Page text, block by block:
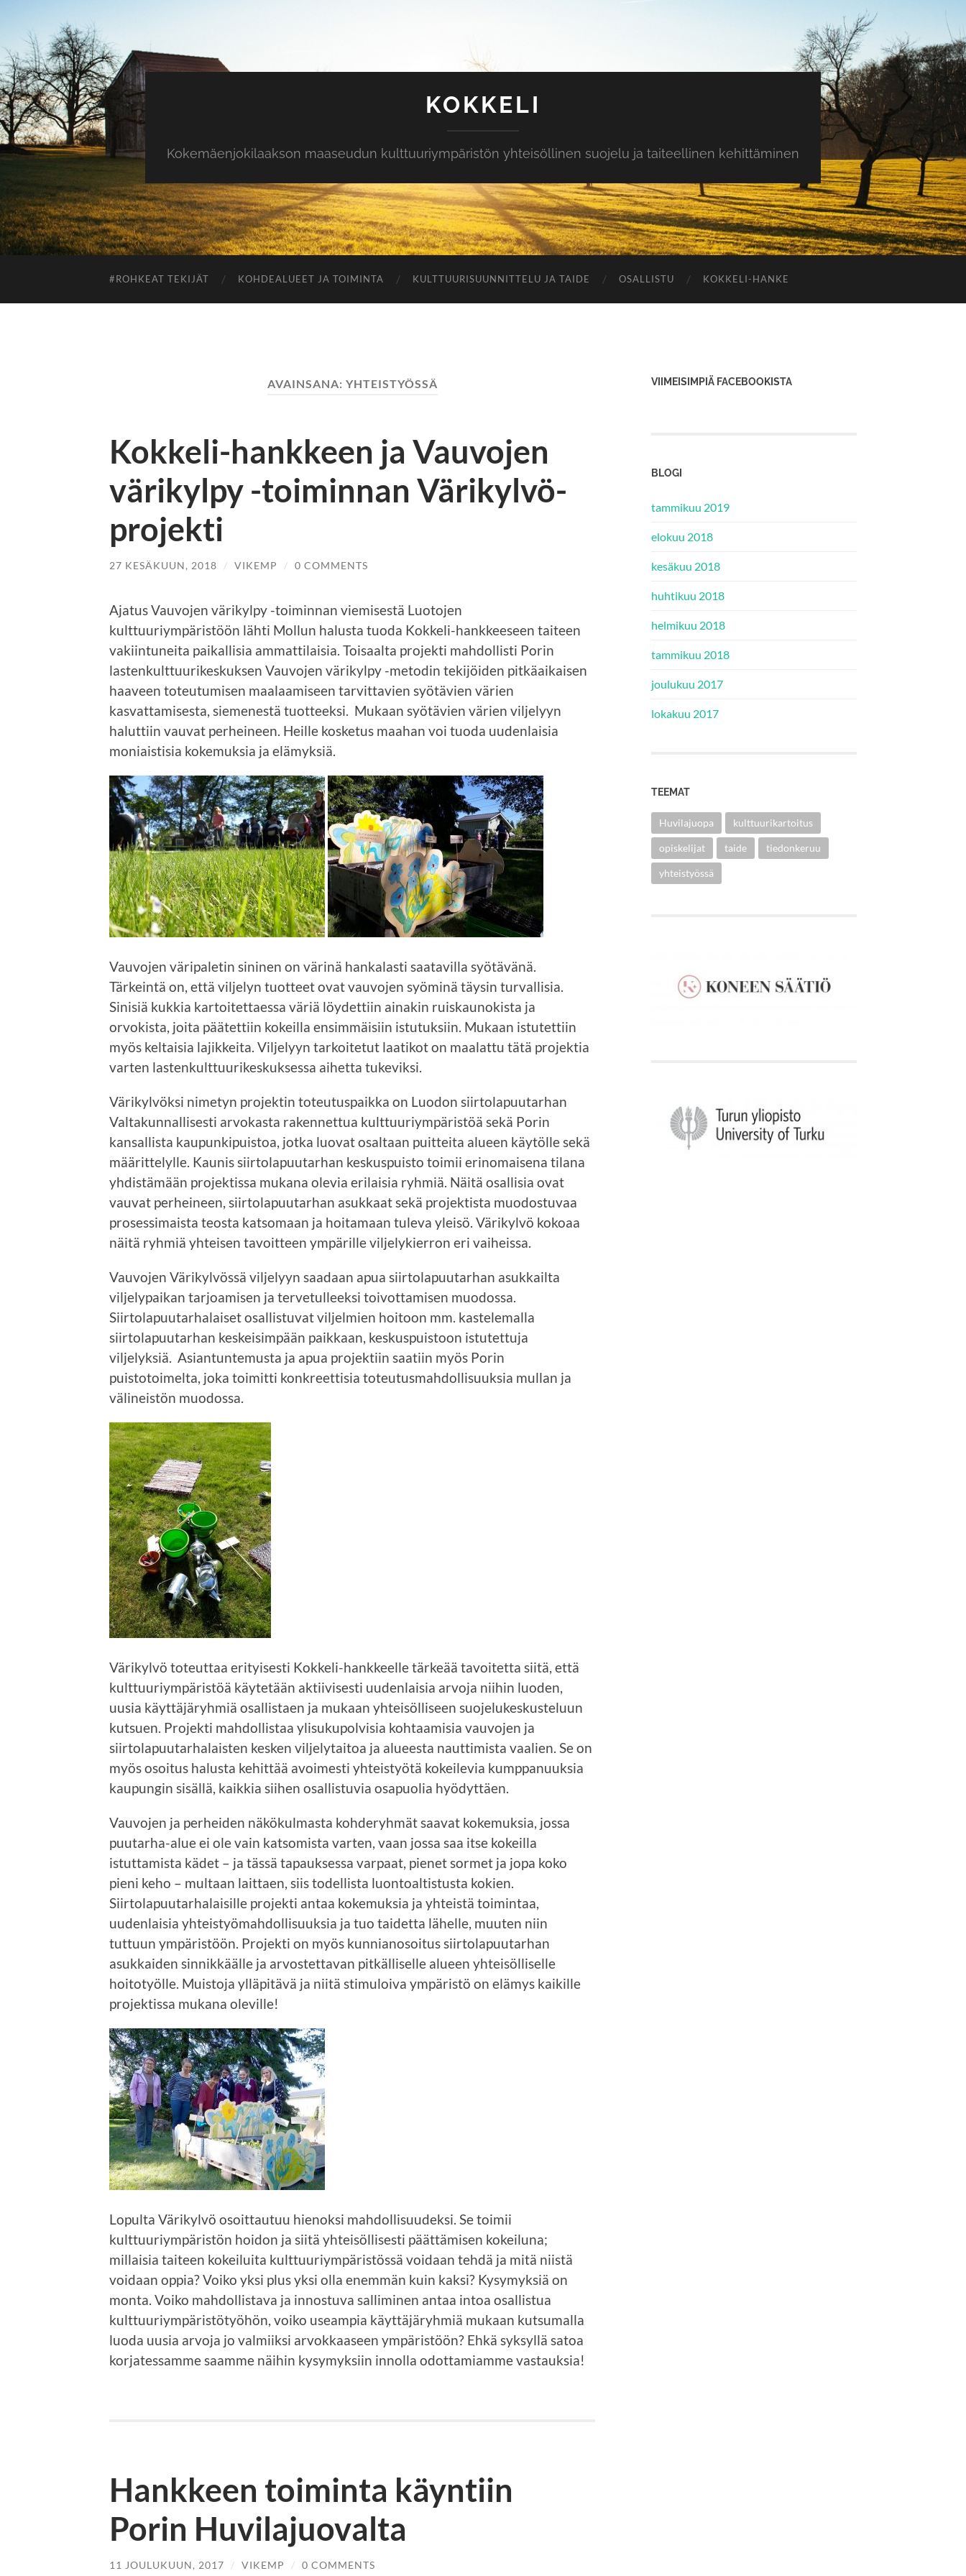
KOKKELI
Kokemäenjokilaakson maaseudun kulttuuriympäristön yhteisöllinen suojelu ja taiteellinen kehittäminen
#ROHKEAT TEKIJÄT KOHDEALUEET JA TOIMINTA KULTTUURISUUNNITTELU JA TAIDE OSALLISTU KOKKELI-HANKE
AVAINSANA: YHTEISTYÖSSÄ
Kokkeli-hankkeen ja Vauvojen
värikylpy -toiminnan Värikylvö-
projekti
27 KESÄKUUN, 2018 / VIKEMP / 0 COMMENTS
Ajatus Vauvojen värikylpy -toiminnan viemisestä Luotojen
kulttuuriympäristöön lähti Mollun halusta tuoda Kokkeli-hankkeeseen taiteen
vakiintuneita paikallisia ammattilaisia. Toisaalta projekti mahdollisti Porin
lastenkulttuurikeskuksen Vauvojen värikylpy -metodin tekijöiden pitkäaikaisen
haaveen toteutumisen maalaamiseen tarvittavien syötävien värien
kasvattamisesta, siemenestä tuotteeksi. Mukaan syötävien värien viljelyyn
haluttiin vauvat perheineen. Heille kosketus maahan voi tuoda uudenlaisia
moniaistisia kokemuksia ja elämyksiä.
Vauvojen väripaletin sininen on värinä hankalasti saatavilla syötävänä.
Tärkeintä on, että viljelyn tuotteet ovat vauvojen syöminä täysin turvallisia.
Sinisiä kukkia kartoitettaessa väriä löydettiin ainakin ruiskaunokista ja
orvokista, joita päätettiin kokeilla ensimmäisiin istutuksiin. Mukaan istutettiin
myös keltaisia lajikkeita. Viljelyyn tarkoitetut laatikot on maalattu tätä projektia
varten lastenkulttuurikeskuksessa aihetta tukeviksi.
Värikylvöksi nimetyn projektin toteutuspaikka on Luodon siirtolapuutarhan
Valtakunnallisesti arvokasta rakennettua kulttuuriympäristöä sekä Porin
kansallista kaupunkipuistoa, jotka luovat osaltaan puitteita alueen käytölle sekä
määrittelylle. Kaunis siirtolapuutarhan keskuspuisto toimii erinomaisena tilana
yhdistämään projektissa mukana olevia erilaisia ryhmiä. Näitä osallisia ovat
vauvat perheineen, siirtolapuutarhan asukkaat sekä projektista muodostuvaa
prosessimaista teosta katsomaan ja hoitamaan tuleva yleisö. Värikylvö kokoaa
näitä ryhmiä yhteisen tavoitteen ympärille viljelykierron eri vaiheissa.
Vauvojen Värikylvössä viljelyyn saadaan apua siirtolapuutarhan asukkailta
viljelypaikan tarjoamisen ja tervetulleeksi toivottamisen muodossa.
Siirtolapuutarhalaiset osallistuvat viljelmien hoitoon mm. kastelemalla
siirtolapuutarhan keskeisimpään paikkaan, keskuspuistoon istutettuja
viljelyksiä. Asiantuntemusta ja apua projektiin saatiin myös Porin
puistotoimelta, joka toimitti konkreettisia toteutusmahdollisuuksia mullan ja
välineistön muodossa.
Värikylvö toteuttaa erityisesti Kokkeli-hankkeelle tärkeää tavoitetta siitä, että
kulttuuriympäristöä käytetään aktiivisesti uudenlaisia arvoja niihin luoden,
uusia käyttäjäryhmiä osallistaen ja mukaan yhteisölliseen suojelukeskusteluun
kutsuen. Projekti mahdollistaa ylisukupolvisia kohtaamisia vauvojen ja
siirtolapuutarhalaisten kesken viljelytaitoa ja alueesta nauttimista vaalien. Se on
myös osoitus halusta kehittää avoimesti yhteistyötä kokeilevia kumppanuuksia
kaupungin sisällä, kaikkia siihen osallistuvia osapuolia hyödyttäen.
Vauvojen ja perheiden näkökulmasta kohderyhmät saavat kokemuksia, jossa
puutarha-alue ei ole vain katsomista varten, vaan jossa saa itse kokeilla
istuttamista kädet – ja tässä tapauksessa varpaat, pienet sormet ja jopa koko
pieni keho – multaan laittaen, siis todellista luontoaltistusta kokien.
Siirtolapuutarhalaisille projekti antaa kokemuksia ja yhteistä toimintaa,
uudenlaisia yhteistyömahdollisuuksia ja tuo taidetta lähelle, muuten niin
tuttuun ympäristöön. Projekti on myös kunnianosoitus siirtolapuutarhan
asukkaiden sinnikkäälle ja arvostettavan pitkälliselle alueen yhteisölliselle
hoitotyölle. Muistoja ylläpitävä ja niitä stimuloiva ympäristö on elämys kaikille
projektissa mukana oleville!
Lopulta Värikylvö osoittautuu hienoksi mahdollisuudeksi. Se toimii
kulttuuriympäristön hoidon ja siitä yhteisöllisesti päättämisen kokeiluna;
millaisia taiteen kokeiluita kulttuuriympäristössä voidaan tehdä ja mitä niistä
voidaan oppia? Voiko yksi plus yksi olla enemmän kuin kaksi? Kysymyksiä on
monta. Voiko mahdollistava ja innostuva salliminen antaa intoa osallistua
kulttuuriympäristötyöhön, voiko useampia käyttäjäryhmiä mukaan kutsumalla
luoda uusia arvoja jo valmiiksi arvokkaaseen ympäristöön? Ehkä syksyllä satoa
korjatessamme saamme näihin kysymyksiin innolla odottamiamme vastauksia!
Hankkeen toiminta käyntiin
Porin Huvilajuovalta
11 JOULUKUUN, 2017 / VIKEMP / 0 COMMENTS
VIIMEISIMPIÄ FACEBOOKISTA
BLOGI
tammikuu 2019
elokuu 2018
kesäkuu 2018
huhtikuu 2018
helmikuu 2018
tammikuu 2018
joulukuu 2017
lokakuu 2017
TEEMAT
Huvilajuopa kulttuurikartoitus
opiskelijat taide tiedonkeruu
yhteistyössä